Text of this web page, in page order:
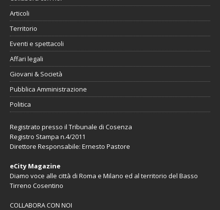
Articoli
Territorio
Eventi e spettacoli
Affari legali
Giovani & Società
Pubblica Amministrazione
Politica
Registrato presso il Tribunale di Cosenza
Registro Stampa n.4/2011
Direttore Responsabile: Ernesto Pastore
eCity Magazine
Diamo voce alle città di Roma e Milano ed al territorio del Basso
Tirreno Cosentino
COLLABORA CON NOI